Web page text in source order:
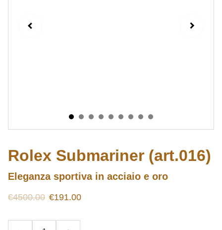
Rolex Submariner (art.016)
Eleganza sportiva in acciaio e oro
€4500.00 €191.00